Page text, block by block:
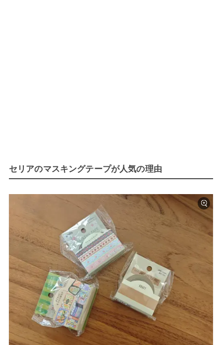
セリアのマスキングテープが人気の理由